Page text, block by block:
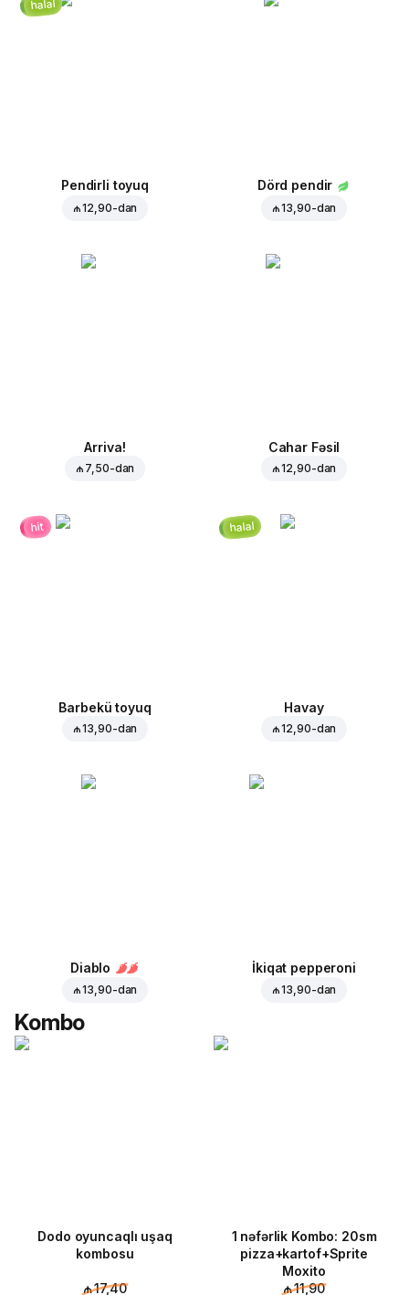
halal
Pendirli toyuq
₼ 12,90-dan
Dörd pendir
₼ 13,90-dan
Arriva!
₼ 7,50-dan
Cahar Fəsil
₼ 12,90-dan
hit
Barbekü toyuq
₼ 13,90-dan
halal
Havay
₼ 12,90-dan
Diablo
₼ 13,90-dan
İkiqat pepperoni
₼ 13,90-dan
Kombo
Dodo oyuncaqlı uşaq
kombosu
₼ 17,40
1 nəfərlik Kombo: 20sm
pizza+kartof+Sprite
Moxito
₼ 11,90